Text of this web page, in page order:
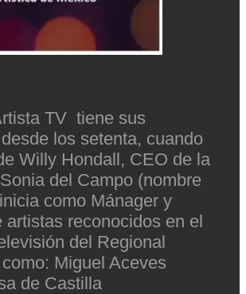
TV tiene sus
los setenta, cuando
Willy Hondall, CEO de la
del Campo (nombre
como Mánager y
artistas reconocidos en el
del Regional
Miguel Aceves
de Castilla